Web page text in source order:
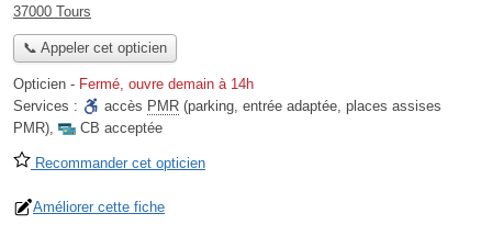
37000 Tours
📞 Appeler cet opticien
Opticien - Fermé, ouvre demain à 14h
Services :
accès PMR (parking, entrée adaptée, places assises
PMR), CB acceptée
Recommander cet opticien
Améliorer cette fiche